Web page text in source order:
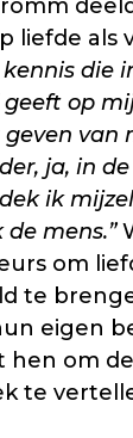
liefde als
die
op
van
ja, in
ik
mens.”
om
te
eigen
hen om
te